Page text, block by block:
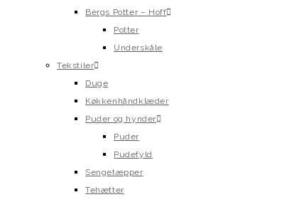
Bergs Potter – Hoff
Potter
Underskåle
Tekstiler
Duge
Køkkenhåndklæder
Puder og hynder
Puder
Pudefyld
Sengetæpper
Tehætter